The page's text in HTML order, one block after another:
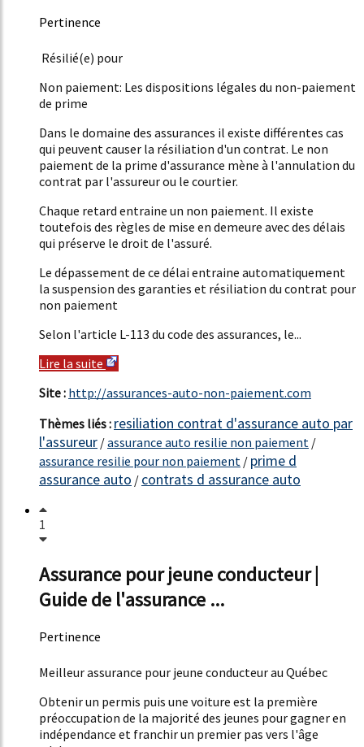
Pertinence
Résilié(e) pour
Non paiement: Les dispositions légales du non-paiement
de prime
Dans le domaine des assurances il existe différentes cas
qui peuvent causer la résiliation d'un contrat. Le non
paiement de la prime d'assurance mène à l'annulation du
contrat par l'assureur ou le courtier.
Chaque retard entraine un non paiement. Il existe
toutefois des règles de mise en demeure avec des délais
qui préserve le droit de l'assuré.
Le dépassement de ce délai entraine automatiquement
la suspension des garanties et résiliation du contrat pour
non paiement
Selon l'article L-113 du code des assurances, le...
Lire la suite
Site : http://assurances-auto-non-paiement.com
Thèmes liés : resiliation contrat d'assurance auto par
l'assureur /assurance auto resilie non paiement /
assurance resilie pour non paiement / prime d
assurance auto / contrats d assurance auto
1
Assurance pour jeune conducteur |
Guide de l'assurance ...
Pertinence
Meilleur assurance pour jeune conducteur au Québec
Obtenir un permis puis une voiture est la première
préoccupation de la majorité des jeunes pour gagner en
indépendance et franchir un premier pas vers l'âge